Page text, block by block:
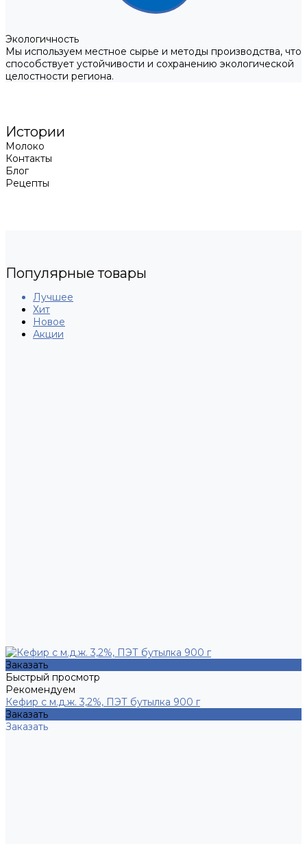
Экологичность
Мы используем местное сырье и методы производства, что
способствует устойчивости и сохранению экологической
целостности региона.
Истории
Молоко
Контакты
Блог
Рецепты
Популярные товары
Лучшее
Хит
Новое
Акции
Заказать
Быстрый просмотр
Рекомендуем
Кефир с м.д.ж. 3,2%, ПЭТ бутылка 900 г
Заказать
Заказать